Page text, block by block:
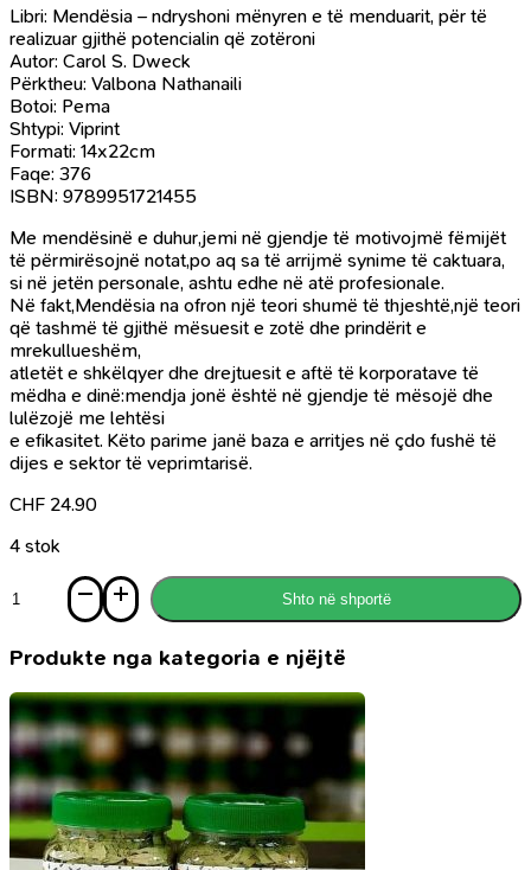
Libri: Mendësia – ndryshoni mënyren e të menduarit, për të
realizuar gjithë potencialin që zotëroni
Autor: Carol S. Dweck
Përktheu: Valbona Nathanaili
Botoi: Pema
Shtypi: Viprint
Formati: 14x22cm
Faqe: 376
ISBN: 9789951721455
Me mendësinë e duhur,jemi në gjendje të motivojmë fëmijët
të përmirësojnë notat,po aq sa të arrijmë synime të caktuara,
si në jetën personale, ashtu edhe në atë profesionale.
Në fakt,Mendësia na ofron një teori shumë të thjeshtë,një teori
që tashmë të gjithë mësuesit e zotë dhe prindërit e
mrekullueshëm,
atletët e shkëlqyer dhe drejtuesit e aftë të korporatave të
mëdha e dinë:mendja jonë është në gjendje të mësojë dhe
lulëzojë me lehtësi
e efikasitet. Këto parime janë baza e arritjes në çdo fushë të
dijes e sektor të veprimtarisë.
CHF 24.90
4 stok
Mendësia
ndryshoni
e
të
menduarit,
për
të
realizuar
gjithë
potencialin
Shto në shportë
Produkte nga kategoria e njëjtë